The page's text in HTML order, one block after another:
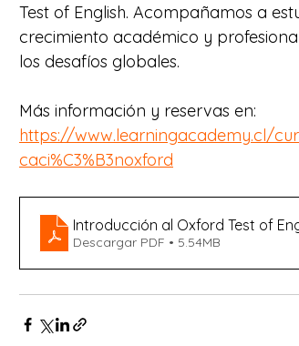
Test of English. Acompañamos a
crecimiento académico y
los desafíos globales.
Más información y reservas en:
https://www.learningacademy.cl/
caci%C3%B3noxford
Introducción al Oxford Test of
Descargar PDF • 5.54MB